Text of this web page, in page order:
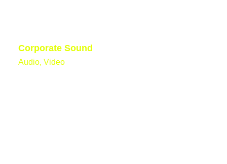
Corporate Sound
Audio, Video